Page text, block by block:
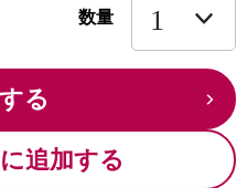
数量
る
追加する